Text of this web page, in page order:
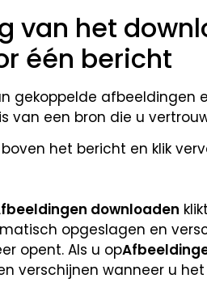
van het
één bericht
gekoppelde
van een bron die u
het bericht en klik
downloaden
opgeslagen en
opent. Als u op
verschijnen wanneer u